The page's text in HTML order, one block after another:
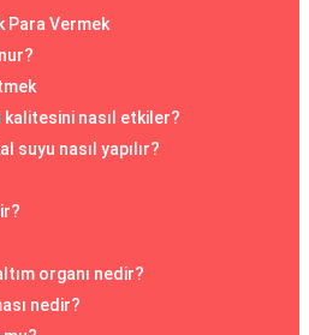
Para Vermek
nasıl etkiler?
suyu nasıl yapılır?
organı nedir?
nedir?